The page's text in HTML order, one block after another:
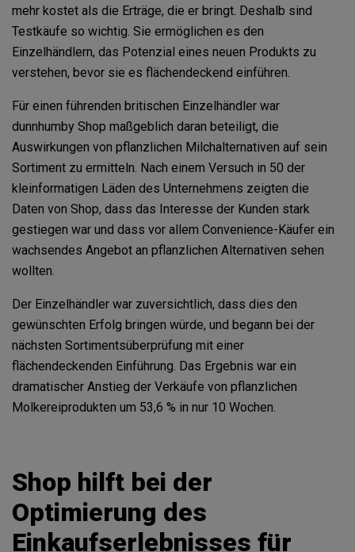
mehr kostet als die Erträge, die er bringt. Deshalb sind
Testkäufe so wichtig. Sie ermöglichen es den
Einzelhändlern, das Potenzial eines neuen Produkts zu
verstehen, bevor sie es flächendeckend einführen.
Für einen führenden britischen Einzelhändler war
dunnhumby Shop maßgeblich daran beteiligt, die
Auswirkungen von pflanzlichen Milchalternativen auf sein
Sortiment zu ermitteln. Nach einem Versuch in 50 der
kleinformatigen Läden des Unternehmens zeigten die
Daten von Shop, dass das Interesse der Kunden stark
gestiegen war und dass vor allem Convenience-Käufer ein
wachsendes Angebot an pflanzlichen Alternativen sehen
wollten.
Der Einzelhändler war zuversichtlich, dass dies den
gewünschten Erfolg bringen würde, und begann bei der
nächsten Sortimentsüberprüfung mit einer
flächendeckenden Einführung. Das Ergebnis war ein
dramatischer Anstieg der Verkäufe von pflanzlichen
Molkereiprodukten um 53,6 % in nur 10 Wochen.
Shop hilft bei der
Optimierung des
Einkaufserlebnisses für